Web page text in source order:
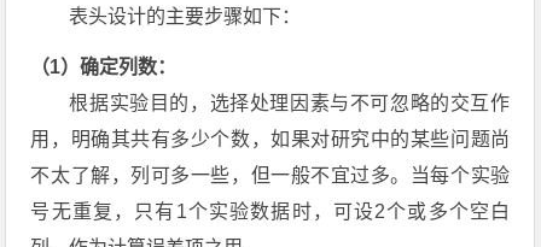
表头设计的主要步骤如下：
（1）确定列数：
根据实验目的，选择处理因素与不可忽略的交互作
用，明确其共有多少个数，如果对研究中的某些问题尚
不太了解，列可多一些，但一般不宜过多。当每个实验
号无重复，只有1个实验数据时，可设2个或多个空白